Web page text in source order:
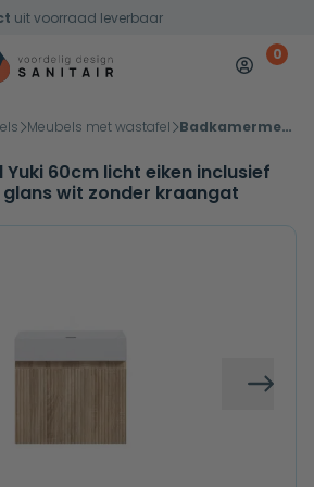
uit voorraad leverbaar
Mijn 0
Meubels met wastafel Badkamermeubel Yuki 60cm licht eiken inclusief wastafel robuust glans wit zonder kraangat
60cm licht eiken inclusief
wit zonder kraangat